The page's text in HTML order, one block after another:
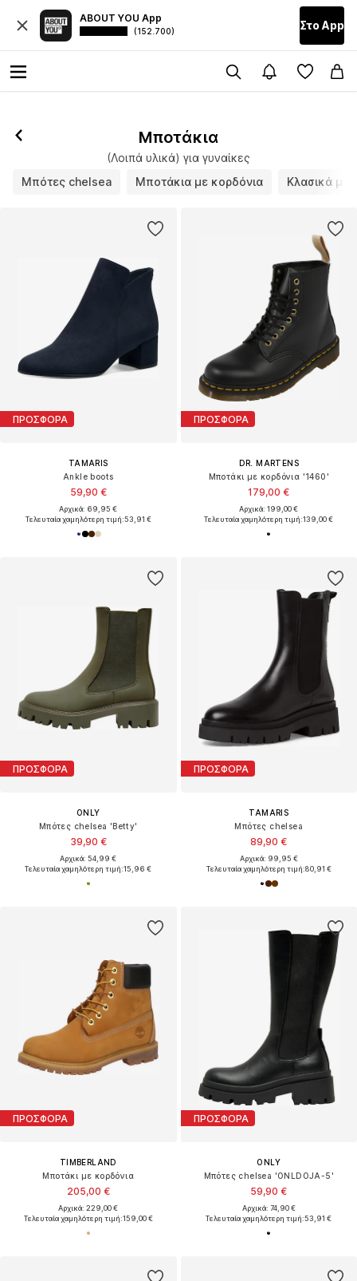
ABOUT YOU App
(152.700) Στο Αpp
Μποτάκια
(Λοιπά υλικά) για γυναίκες
Μπότες chelsea
Μποτάκια με κορδόνια Κλασικά
ΠΡΟΣΦΟΡΑ
TAMARIS
Ankle boots
59,90 €
Αρχικά: 69,95 €
Τελευταία χαμηλότερη τιμή:53,91 €
ΠΡΟΣΦΟΡΑ
DR. MARTENS
Μποτάκι με κορδόνια '1460'
179,00 €
Αρχικά: 199,00 €
Τελευταία χαμηλότερη τιμή:139,00 €
ΠΡΟΣΦΟΡΑ
ONLY
Μπότες chelsea 'Betty'
39,90 €
Αρχικά: 54,99 €
Τελευταία χαμηλότερη τιμή:15,96 €
ΠΡΟΣΦΟΡΑ
TAMARIS
Μπότες chelsea
89,90 €
Αρχικά: 99,95 €
Τελευταία χαμηλότερη τιμή:80,91 €
ΠΡΟΣΦΟΡΑ
TIMBERLAND
Μποτάκι με κορδόνια
205,00 €
Αρχικά: 229,00 €
Τελευταία χαμηλότερη τιμή:159,00 €
ΠΡΟΣΦΟΡΑ
ONLY
Μπότες chelsea 'ONLDOJA-5'
59,90 €
Αρχικά: 74,90 €
Τελευταία χαμηλότερη τιμή:53,91 €